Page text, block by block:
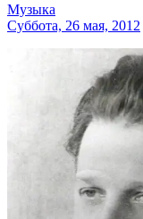
Музыка
Суббота, 26 мая, 2012